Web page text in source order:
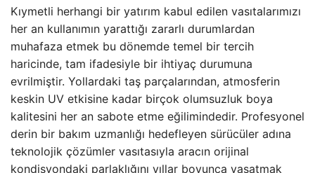
Kıymetli herhangi bir yatırım kabul edilen vasıtalarımızı
her an kullanımın yarattığı zararlı durumlardan
muhafaza etmek bu dönemde temel bir tercih
haricinde, tam ifadesiyle bir ihtiyaç durumuna
evrilmiştir. Yollardaki taş parçalarından, atmosferin
keskin UV etkisine kadar birçok olumsuzluk boya
kalitesini her an sabote etme eğilimindedir. Profesyonel
derin bir bakım uzmanlığı hedefleyen sürücüler adına
teknolojik çözümler vasıtasıyla aracın orijinal
kondisyondaki parlaklığını yıllar boyunca yaşatmak